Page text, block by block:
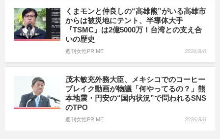
くまモンと仲良しの“高雄熊”がいる高雄市
からは被災地にテント、半導体大手
『TSMC』は2億5000万！台湾との支え合
いの歴史
週刊女性PRIME 2026/8/6
茂木敏充外務大臣、メキシコでのコーヒー
ブレイク動画が物議「何やってるの？」熊
本地震・円安の“国内状況”で問われるSNS
のTPO
週刊女性PRIME 2026/8/6